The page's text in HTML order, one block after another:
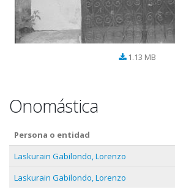
1.13 MB
Onomástica
Persona o entidad
Laskurain Gabilondo, Lorenzo
Laskurain Gabilondo, Lorenzo